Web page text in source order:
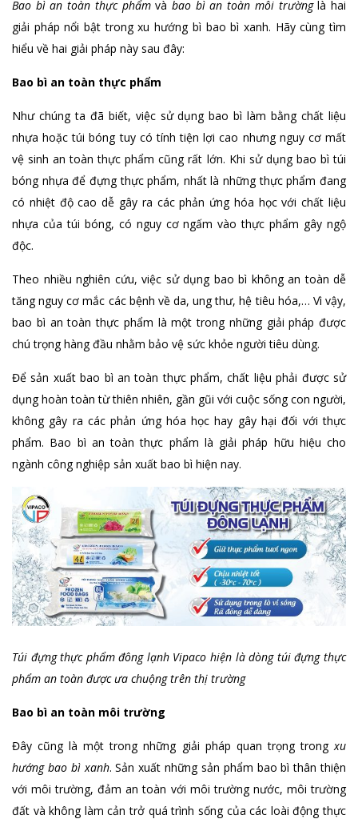
Bao bì an toàn thực phẩmvàbao bì an toàn môi trườnglà hai
giải pháp nổi bật trong xu hướng bì bao bì xanh. Hãy cùng tìm
hiểu về hai giải pháp này sau đây:
Bao bì an toàn thực phẩm
Như chúng ta đã biết, việc sử dụng bao bì làm bằng chất liệu
nhựa hoặc túi bóng tuy có tính tiện lợi cao nhưng nguy cơ mất
vệ sinh an toàn thực phẩm cũng rất lớn. Khi sử dụng bao bì túi
bóng nhựa để đựng thực phẩm, nhất là những thực phẩm đang
có nhiệt độ cao dễ gây ra các phản ứng hóa học với chất liệu
nhựa của túi bóng, có nguy cơ ngấm vào thực phẩm gây ngộ
độc.
Theo nhiều nghiên cứu, việc sử dụng bao bì không an toàn dễ
tăng nguy cơ mắc các bệnh về da, ung thư, hệ tiêu hóa,… Vì vậy,
bao bì an toàn thực phẩm là một trong những giải pháp được
chú trọng hàng đầu nhằm bảo vệ sức khỏe người tiêu dùng.
Để sản xuất bao bì an toàn thực phẩm, chất liệu phải được sử
dụng hoàn toàn từ thiên nhiên, gần gũi với cuộc sống con người,
không gây ra các phản ứng hóa học hay gây hại đối với thực
phẩm. Bao bì an toàn thực phẩm là giải pháp hữu hiệu cho
ngành công nghiệp sản xuất bao bì hiện nay.
Túi đựng thực phẩm đông lạnh Vipaco hiện là dòng túi đựng thực
phẩm an toàn được ưa chuộng trên thị trường
Bao bì an toàn môi trường
Đây cũng là một trong những giải pháp quan trọng trong xu
hướng bao bì xanh. Sản xuất những sản phẩm bao bì thân thiện
với môi trường, đảm an toàn với môi trường nước, môi trường
đất và không làm cản trở quá trình sống của các loài động thực